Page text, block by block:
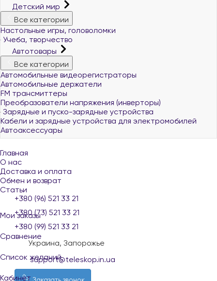
Детский мир
Все категории
Настольные игры, головоломки
Учеба, творчество
Автотовары
Все категории
Автомобильные видеорегистраторы
Автомобильные держатели
FM трансмиттеры
Преобразователи напряжения (инверторы)
Зарядные и пуско-зарядные устройства
Кабели и зарядные устройства для электромобилей
Автоаксессуары
Главная
О нас
Доставка и оплата
Обмен и возврат
Статьи
Мои заказы
Сравнение
Список желаний
Кабинет
+380 (96) 521 33 21
+380 (73) 521 33 21
+380 (99) 521 33 21
Украина, Запорожье
support@teleskop.in.ua